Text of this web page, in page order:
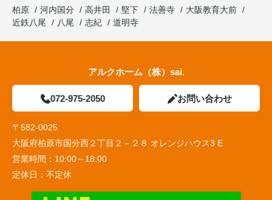
柏原
河内国分 高井田 堅下 法善寺
大阪教育大前
近鉄八尾
八尾 志紀 道明寺
アルクホーム（株）sai.
072-975-2050 お問い合わせ
〒582-0025
大阪府柏原市国分西２丁目２－２８ オレンジハウス3 E
営業時間： 10:00～18:00
定休日： 不定休